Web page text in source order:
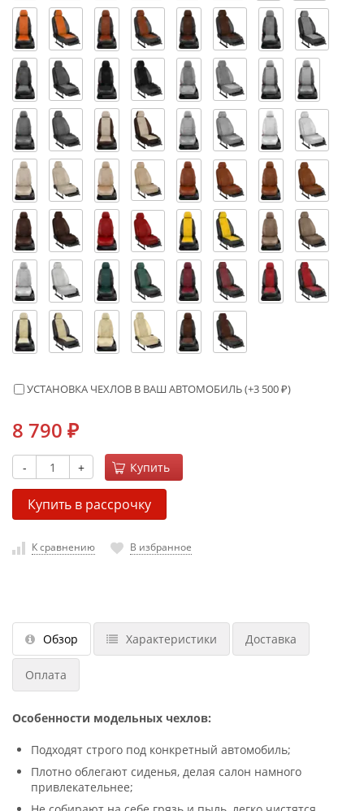
УСТАНОВКА ЧЕХЛОВ В ВАШ АВТОМОБИЛЬ (+3 500₽)
8 790 ₽
- + Купить
Купить в рассрочку
К сравнению В избранное
Обзор Характеристики Доставка
Оплата
Особенности модельных чехлов:
Подходят строго под конкретный автомобиль;
Плотно облегают сиденья, делая салон намного
привлекательнее;